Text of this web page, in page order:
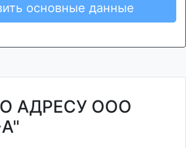
основные данные
АДРЕСУ ООО